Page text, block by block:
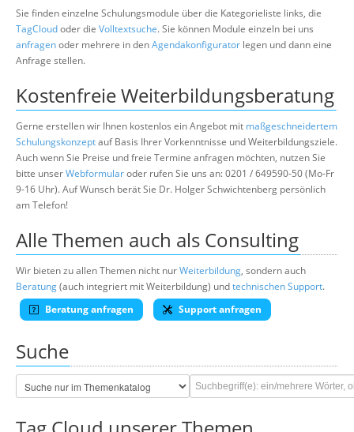
Sie finden einzelne Schulungsmodule über die Kategorieliste links, die
TagCloudoder die Volltextsuche. Sie können Module einzeln bei uns
anfragenoder mehrere in denAgendakonfigurator legen und dann eine
Anfrage stellen.
Kostenfreie Weiterbildungsberatung
Gerne erstellen wir Ihnen kostenlos ein Angebot mit maßgeschneidertem
Schulungskonzeptauf Basis Ihrer Vorkenntnisse und Weiterbildungsziele.
Auch wenn Sie Preise und freie Termine anfragen möchten, nutzen Sie
bitte unserWebformularoder rufen Sie uns an: 0201 / 649590-50 (Mo-Fr
9-16 Uhr). Auf Wunsch berät Sie Dr. Holger Schwichtenberg persönlich
am Telefon!
Alle Themen auch als Consulting
Wir bieten zu allen Themen nicht nurWeiterbildung, sondern auch
Beratung(auch integriert mit Weiterbildung) undtechnischen Support.
Beratung anfragen
Support anfragen
Suche